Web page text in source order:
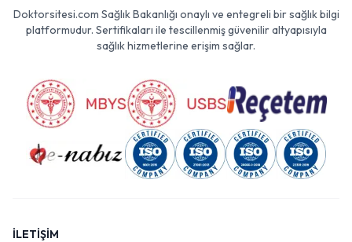
Doktorsitesi.com Sağlık Bakanlığı onaylı ve entegreli bir sağlık bilgi
platformudur. Sertifikaları ile tescillenmiş güvenilir altyapısıyla
sağlık hizmetlerine erişim sağlar.
İLETİŞİM